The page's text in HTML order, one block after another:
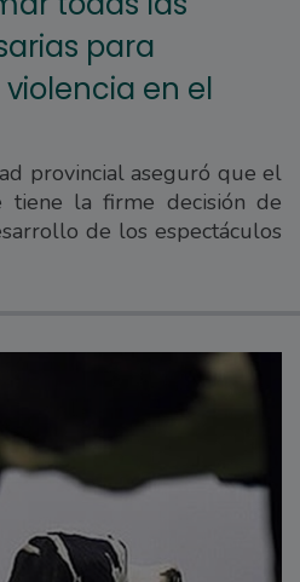
para
en el
provincial aseguró que el
tiene la firme decisión de
de los espectáculos